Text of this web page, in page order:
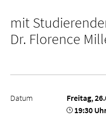
mit
Dr. Florence
Datum
Freitag,
19:30